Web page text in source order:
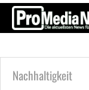
Nachhaltigkeit